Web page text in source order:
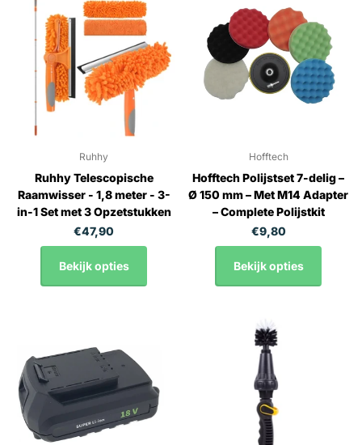
Ruhhy
Ruhhy Telescopische
Raamwisser - 1,8 meter - 3-
in-1 Set met 3 Opzetstukken
€47,90
Bekijk opties
Hofftech
Hofftech Polijstset 7-delig –
Ø 150 mm – Met M14 Adapter
– Complete Polijstkit
€9,80
Bekijk opties